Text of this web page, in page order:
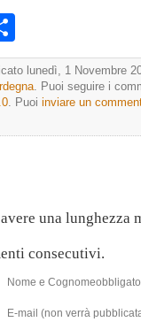
lunedì, 1 Novembre
. Puoi seguire i
. Puoi inviare un
una lunghezza
consecutivi.
Nome e
E-mail (non verrà